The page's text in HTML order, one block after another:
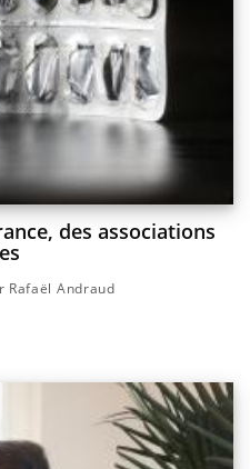
des associations
Rafaël Andraud